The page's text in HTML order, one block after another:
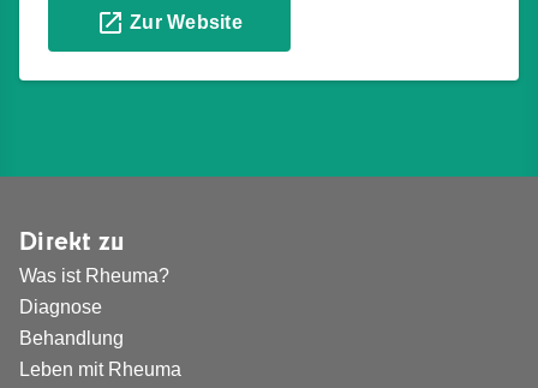
Zur Website
Direkt zu
Was ist Rheuma?
Diagnose
Behandlung
Leben mit Rheuma